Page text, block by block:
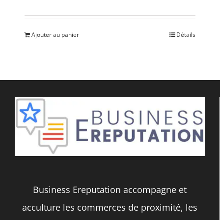
Ajouter au panier Détails
Business Ereputation accompagne et
acculture les commerces de proximité, les